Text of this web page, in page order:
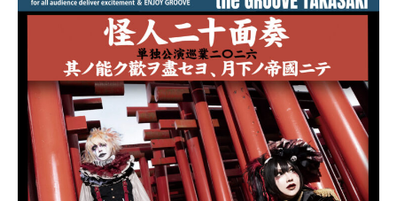
ABOUT
CONTACT